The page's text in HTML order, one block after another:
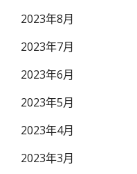
2023年8月
2023年7月
2023年6月
2023年5月
2023年4月
2023年3月